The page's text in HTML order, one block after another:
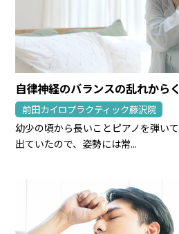
自律神経のバランスの乱れから
前田カイロプラクティック藤沢院
幼少の頃から長いことピアノを弾い
出ていたので、姿勢には常...